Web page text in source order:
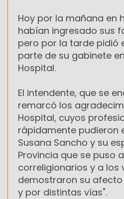
Hoy por la mañana en
habían ingresado sus
pero por la tarde pidió
parte de su gabinete
Hospital.
El intendente, que se
remarcó los
Hospital, cuyos
rápidamente pudieron
Susana Sancho y su
Provincia que se puso
correligionarios y a los
demostraron su
y por distintas vías".